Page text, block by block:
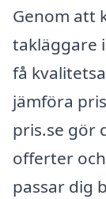
Genom att
takläggare
få
jämföra
pris.se gör
offerter
passar dig